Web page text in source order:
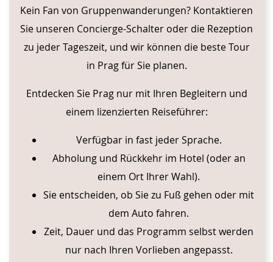
Kein Fan von Gruppenwanderungen? Kontaktieren
Sie unseren Concierge-Schalter oder die Rezeption
zu jeder Tageszeit, und wir können die beste Tour
in Prag für Sie planen.
Entdecken Sie Prag nur mit Ihren Begleitern und
einem lizenzierten Reiseführer:
Verfügbar in fast jeder Sprache.
Abholung und Rückkehr im Hotel (oder an
einem Ort Ihrer Wahl).
Sie entscheiden, ob Sie zu Fuß gehen oder mit
dem Auto fahren.
Zeit, Dauer und das Programm selbst werden
nur nach Ihren Vorlieben angepasst.